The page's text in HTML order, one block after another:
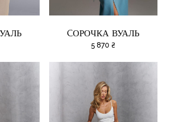
CОРОЧКА ВУАЛЬ
5 870 ₴